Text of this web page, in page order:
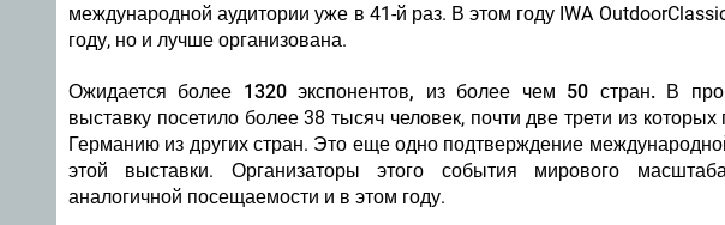
международной аудитории уже в 41-й раз. В этом году IWA
году, но и лучше организована.
Ожидается более 1320 экспонентов, из более чем 50 стран.В
выставку посетило более 38 тысяч человек, почти две трети из которых
Германию из других стран. Это еще одно подтверждение
этой выставки. Организаторы этого события мирового
аналогичной посещаемости и в этом году.